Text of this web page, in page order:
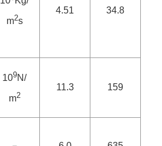
m2s
4.51 34.8
109N/
m2
11.3 159